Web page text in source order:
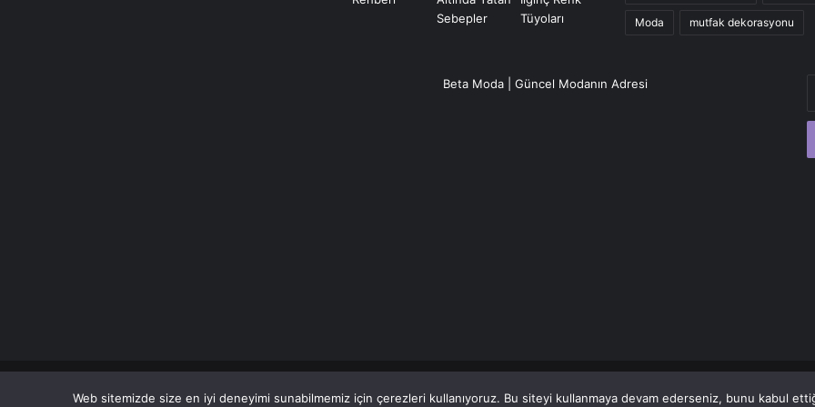
Moda mutfak dekorasyonu
Beta Moda | Güncel Modanın Adresi
© Copyright 2026 Her Hakkı Saklıdır.
Web sitemizde size en iyi deneyimi sunabilmemiz için çerezleri kullanıyoruz. Bu siteyi kullanmaya devam ederseniz, bunu kabul